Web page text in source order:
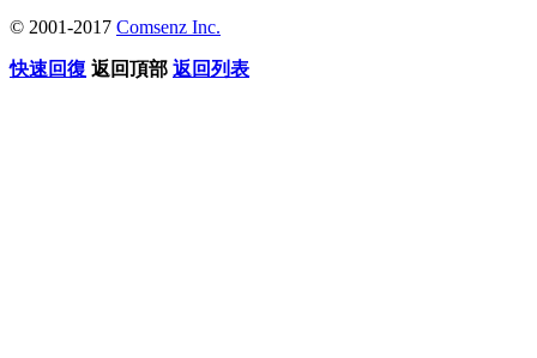
© 2001-2017 Comsenz Inc.
快速回復 返回頂部 返回列表